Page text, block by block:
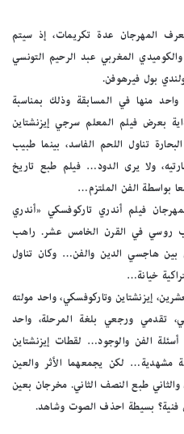
المهرجان عدة تكريمات، إذ سيتم
والكوميدي المغربي عبد الرحيم التونسي
بول فيرهوفن.
منها في المسابقة وذلك بمناسبة
بعرض فيلم المعلم سرجي إيزنشتاين
1925، وفيه رفض البحارة تناول اللحم الفاسد، بينما طبيب
ولا يرى الدود… فيلم طبع تاريخ
بواسطة الفن الملتزم…
فيلم أندري تاركوفسكي «أندري
راهب روسي في القرن الخامس عشر. راهب
هاجسي الدين والفن… وكان تناول
خيانة…
إيزنشتاين وتاركوفسكي، واحد مولته
تقدمي ورجعي بلغة المرحلة، واحد
الفن والوجود… لقطات إيزنشتاين
مشهدية… لكن يجمعهما الأثر والعين
طبع النصف الثاني. مخرجان بعين
فنية؟ بسيطة احذف الصوت وشاهد.